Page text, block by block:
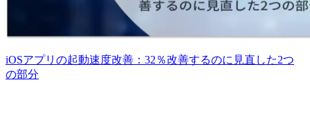
iOSアプリの起動速度改善：32％改善するのに見直した2つ
の部分